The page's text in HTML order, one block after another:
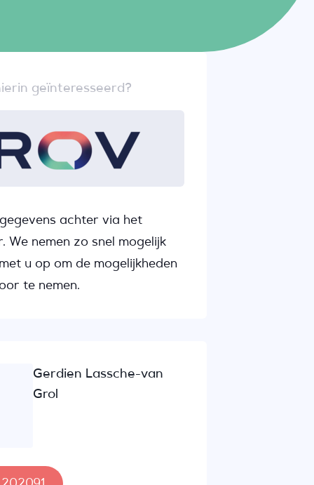
geïnteresseerd?
achter via het
We nemen zo snel mogelijk
u op om de mogelijkheden
te nemen.
Gerdien Lassche-van
Grol